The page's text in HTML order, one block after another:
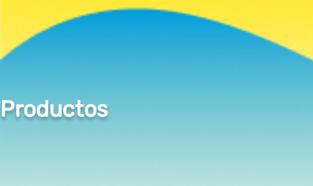
Productos